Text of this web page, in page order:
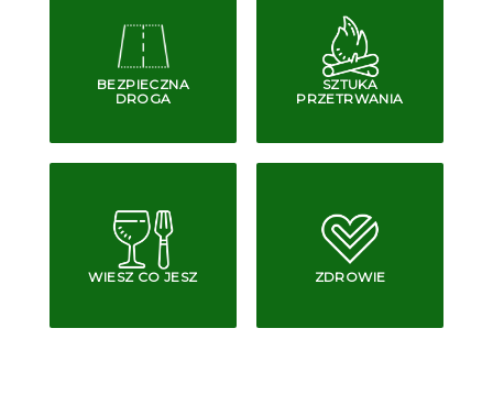
BEZPIECZNA
DROGA
SZTUKA
PRZETRWANIA
WIESZ CO JESZ ZDROWIE